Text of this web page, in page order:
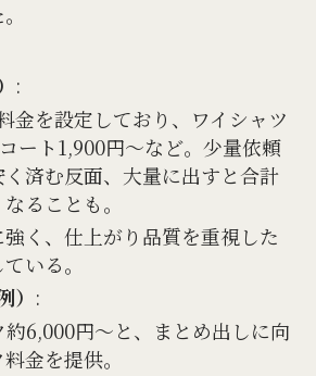
:
金を設定しており、ワイシャツ
ート1,900円〜など。少量依頼
済む反面、大量に出すと合計
ることも。
く、仕上がり品質を重視した
いる。
:
約6,000円〜と、まとめ出しに向
金を提供。